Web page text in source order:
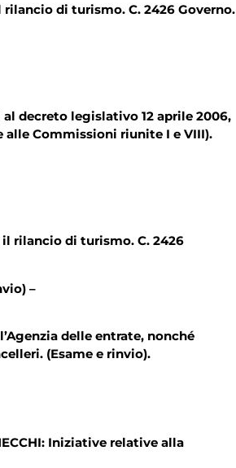
di turismo. C. 2426 Governo.
decreto legislativo 12 aprile 2006,
alle Commissioni riunite I e VIII).
rilancio di turismo. C. 2426
–
delle entrate, nonché
(Esame e rinvio).
Iniziative relative alla